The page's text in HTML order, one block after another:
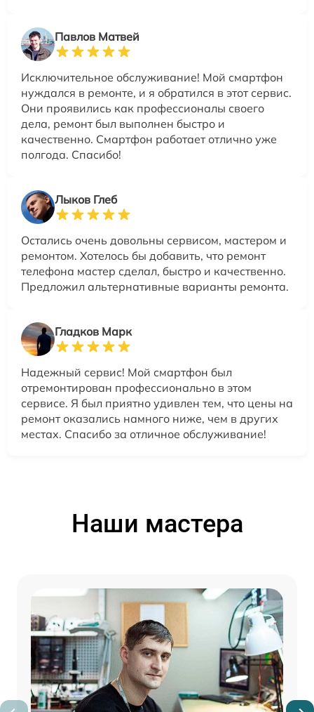
Павлов Матвей
Исключительное обслуживание! Мой смартфон
нуждался в ремонте, и я обратился в этот сервис.
Они проявились как профессионалы своего
дела, ремонт был выполнен быстро и
качественно. Смартфон работает отлично уже
полгода. Спасибо!
Лыков Глеб
Остались очень довольны сервисом, мастером и
ремонтом. Хотелось бы добавить, что ремонт
телефона мастер сделал, быстро и качественно.
Предложил альтернативные варианты ремонта.
Гладков Марк
Надежный сервис! Мой смартфон был
отремонтирован профессионально в этом
сервисе. Я был приятно удивлен тем, что цены на
ремонт оказались намного ниже, чем в других
местах. Спасибо за отличное обслуживание!
Наши мастера